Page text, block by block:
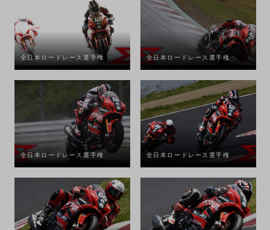
全日本ロードレース選手権 全日本ロードレース選手権
全日本ロードレース選手権 全日本ロードレース選手権